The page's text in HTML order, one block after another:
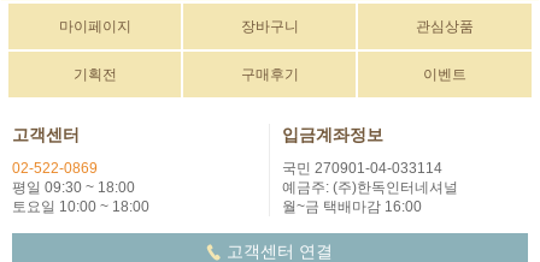
마이페이지 장바구니 관심상품
기획전 구매후기 이벤트
고객센터
02-522-0869
평일 09:30 ~ 18:00
토요일 10:00 ~ 18:00
입금계좌정보
국민 270901-04-033114
예금주: (주)한독인터네셔널
월~금 택배마감 16:00
고객센터 연결